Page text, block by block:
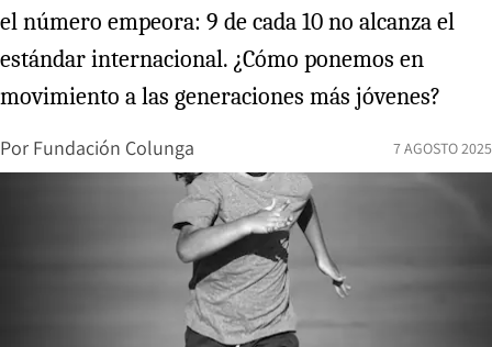
el número empeora: 9 de cada 10 no alcanza el
estándar internacional. ¿Cómo ponemos en
movimiento a las generaciones más jóvenes?
Por Fundación Colunga 7 AGOSTO 2025